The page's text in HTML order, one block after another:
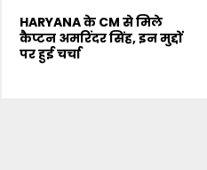
HARYANA के CM से मिले
कैप्टन अमरिंदर सिंह, इन मुद्दों
पर हुई चर्चा